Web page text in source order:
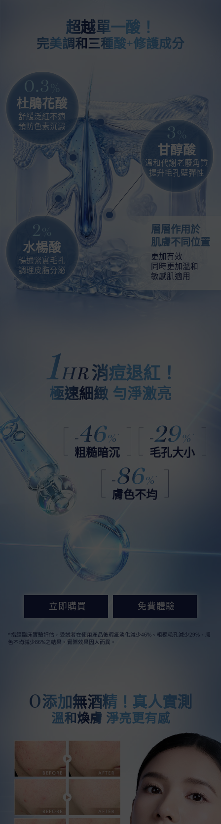
超越單一酸！
完美調和三種酸+修護成分
層層作用於
肌膚不同位置
更加有效
同時更加溫和
敏感肌適用
0.3%
杜鵑花酸
舒緩泛紅不適
預防色素沉澱
2%
水楊酸
暢通緊實毛孔
調理皮脂分泌
3%
甘醇酸
溫和代謝老廢角質
提升毛孔壁彈性
1HR消痘退紅！
極速細緻 勻淨激亮
-46%*
粗糙暗沉
-29% *
毛孔大小
-86%*
膚色不均
立即購買 免費體驗
*指經臨床實驗評估，受試者在使用產品後瑕疵淡化減少46%、粗糙毛孔減少29%、膚
色不均減少86%之結果。實際效果因人而異。
0添加無酒精！真人實測
溫和煥膚 淨亮更有感